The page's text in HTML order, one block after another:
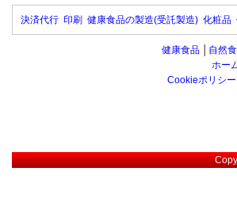
決済代行 印刷 健康食品の製造(受託製造) 化粧品
健康食品 自然
ホー
Cookieポリシー